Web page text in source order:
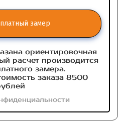
замер
ориентировочная
расчет производится
замера.
заказа 8500